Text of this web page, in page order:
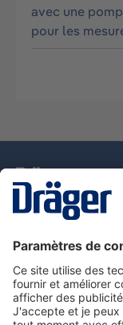
avec une
pour les
Assistance
A propos de
Information